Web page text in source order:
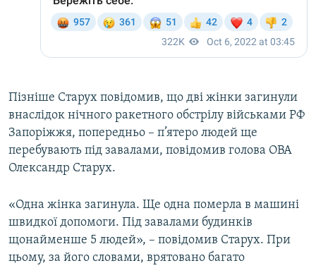
Пізніше Старух повідомив, що дві жінки загинули
внаслідок нічного ракетного обстрілу військами РФ
Запоріжжя, попередньо – п’ятеро людей ще
перебувають під завалами, повідомив голова ОВА
Олександр Старух.
«Одна жінка загинула. Ще одна померла в машині
швидкої допомоги. Під завалами будинків
щонайменше 5 людей», – повідомив Старух. При
цьому, за його словами, врятовано багато